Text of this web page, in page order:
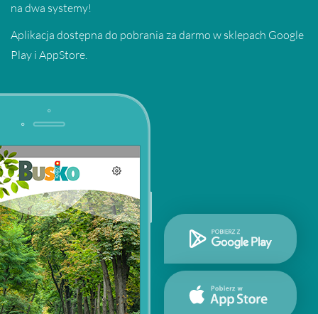
na dwa systemy!
Aplikacja dostępna do pobrania za darmo w sklepach Google
Play i AppStore.